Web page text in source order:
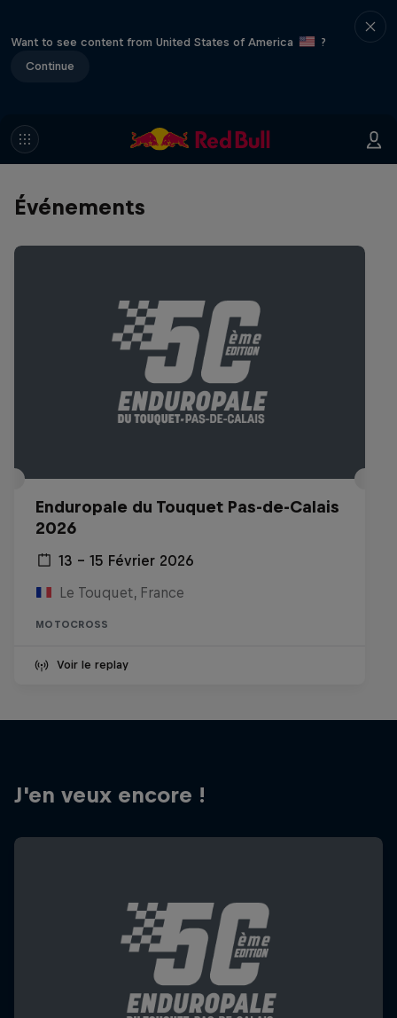
Want to see content from United States of America
?
Continue
Événements
Enduropale du Touquet Pas-de-Calais
2026
13 – 15 Février 2026
Le Touquet, France
MOTOCROSS
Voir le replay
J'en veux encore !